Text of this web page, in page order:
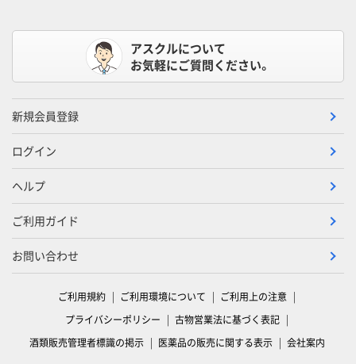
アスクルについて
お気軽にご質問ください。
新規会員登録
ログイン
ヘルプ
ご利用ガイド
お問い合わせ
ご利用規約 ご利用環境について
ご利用上の注意
プライバシーポリシー
古物営業法に基づく表記
酒類販売管理者標識の掲示
医薬品の販売に関する表示 会社案内